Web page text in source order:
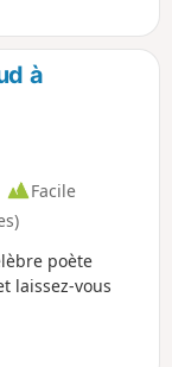
à
Facile
poète
laissez-vous